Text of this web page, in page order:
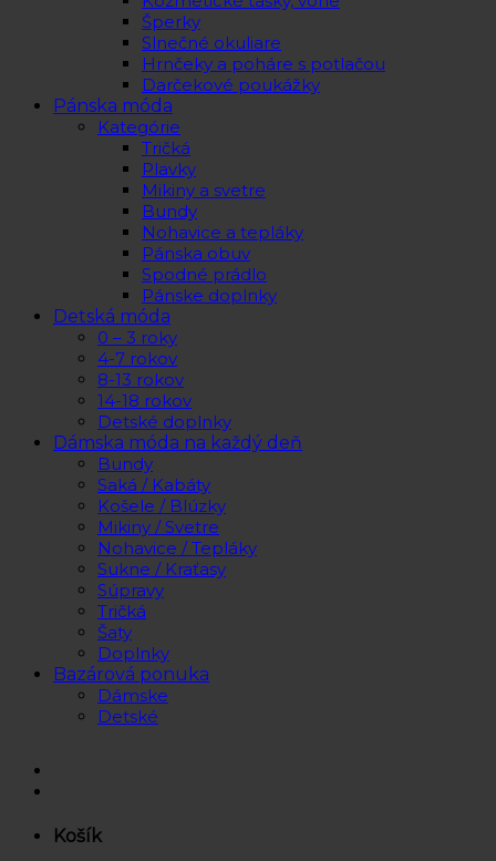
Šperky
Slnečné okuliare
Hrnčeky a poháre s potlačou
Darčekové poukážky
Pánska móda
Kategórie
Tričká
Plavky
Mikiny a svetre
Bundy
Nohavice a tepláky
Pánska obuv
Spodné prádlo
Pánske doplnky
Detská móda
0 – 3 roky
4-7 rokov
8-13 rokov
14-18 rokov
Detské doplnky
Dámska móda na každý deň
Bundy
Saká / Kabáty
Košele / Blúzky
Mikiny / Svetre
Nohavice / Tepláky
Sukne / Kraťasy
Súpravy
Tričká
Šaty
Doplnky
Bazárová ponuka
Dámske
Detské
Košík